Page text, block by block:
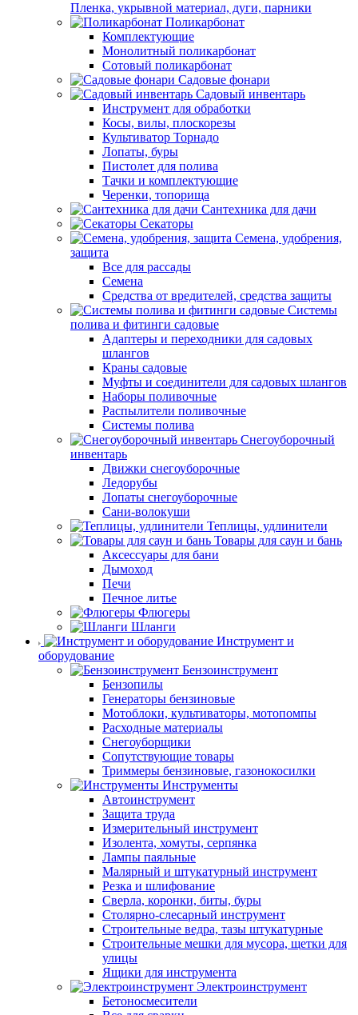
Пленка, укрывной материал, дуги, парники
Поликарбонат
Комплектующие
Монолитный поликарбонат
Сотовый поликарбонат
Садовые фонари
Садовый инвентарь
Инструмент для обработки
Косы, вилы, плоскорезы
Культиватор Торнадо
Лопаты, буры
Пистолет для полива
Тачки и комплектующие
Черенки, топорища
Сантехника для дачи
Секаторы
Семена, удобрения,
защита
Все для рассады
Семена
Средства от вредителей, средства защиты
Системы
полива и фитинги садовые
Адаптеры и переходники для садовых
шлангов
Краны садовые
Муфты и соединители для садовых шлангов
Наборы поливочные
Распылители поливочные
Системы полива
Снегоуборочный
инвентарь
Движки снегоуборочные
Ледорубы
Лопаты снегоуборочные
Сани-волокуши
Теплицы, удлинители
Товары для саун и бань
Аксессуары для бани
Дымоход
Печи
Печное литье
Флюгеры
Шланги
Инструмент и
оборудование
Бензоинструмент
Бензопилы
Генераторы бензиновые
Мотоблоки, культиваторы, мотопомпы
Расходные материалы
Снегоуборщики
Сопутствующие товары
Триммеры бензиновые, газонокосилки
Инструменты
Автоинструмент
Защита труда
Измерительный инструмент
Изолента, хомуты, серпянка
Лампы паяльные
Малярный и штукатурный инструмент
Резка и шлифование
Сверла, коронки, биты, буры
Столярно-слесарный инструмент
Строительные ведра, тазы штукатурные
Строительные мешки для мусора, щетки для
улицы
Ящики для инструмента
Электроинструмент
Бетоносмесители